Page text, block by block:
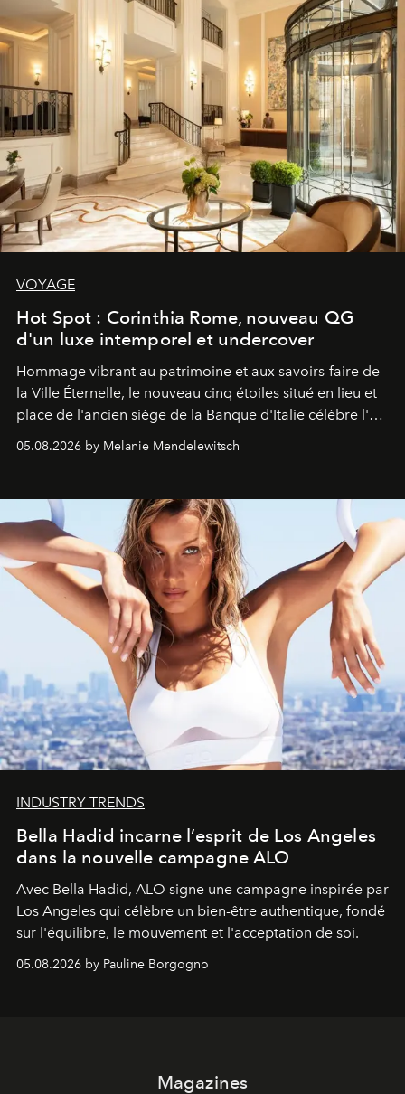
VOYAGE
Hot Spot : Corinthia Rome, nouveau QG
d'un luxe intemporel et undercover
Hommage vibrant au patrimoine et aux savoirs-faire de
la Ville Éternelle, le nouveau cinq étoiles situé en lieu et
place de l'ancien siège de la Banque d'Italie célèbre l'art
05.08.2026 by Melanie Mendelewitsch
INDUSTRY TRENDS
Bella Hadid incarne l’esprit de Los Angeles
dans la nouvelle campagne ALO
Avec Bella Hadid, ALO signe une campagne inspirée par
Los Angeles qui célèbre un bien-être authentique, fondé
sur l'équilibre, le mouvement et l'acceptation de soi.
05.08.2026 by Pauline Borgogno
Magazines